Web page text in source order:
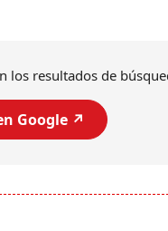
los resultados de
Google ↗️
al sur de Japón,